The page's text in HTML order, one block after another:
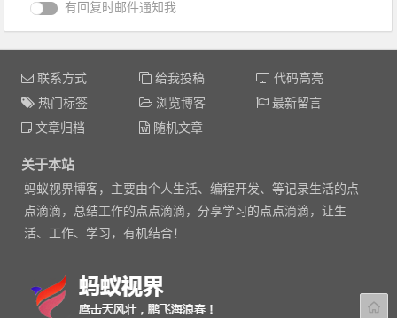
有回复时邮件通知我
联系方式 给我投稿
代码高亮
热门标签
浏览博客
最新留言
文章归档
随机文章
关于本站
蚂蚁视界博客，主要由个人生活、编程开发、等记录生活的点
点滴滴，总结工作的点点滴滴，分享学习的点点滴滴，让生
活、工作、学习，有机结合！